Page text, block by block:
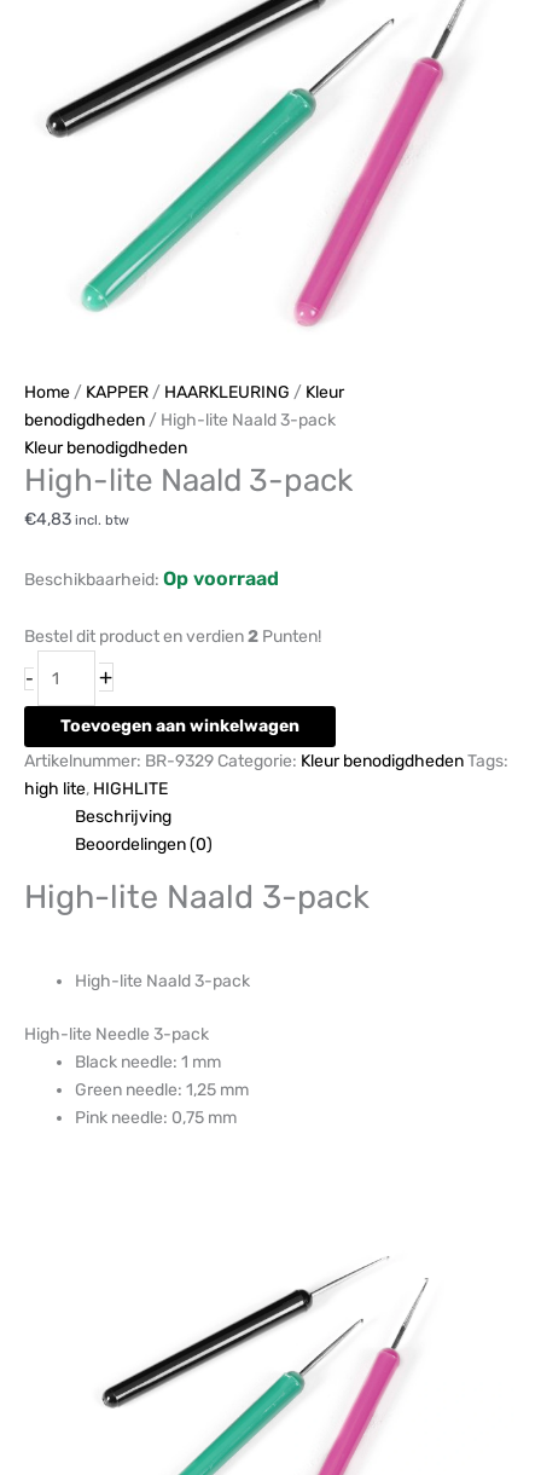
Home / KAPPER / HAARKLEURING / Kleur
benodigdheden / High-lite Naald 3-pack
Kleur benodigdheden
High-lite Naald 3-pack
€4,83 incl. btw
Beschikbaarheid: Op voorraad
Bestel dit product en verdien2 Punten!
- +
Toevoegen aan winkelwagen
Artikelnummer: BR-9329 Categorie: Kleur benodigdhedenTags:
high lite, HIGHLITE
Beschrijving
Beoordelingen (0)
High-lite Naald 3-pack
High-lite Naald 3-pack
High-lite Needle 3-pack
Black needle: 1 mm
Green needle: 1,25 mm
Pink needle: 0,75 mm